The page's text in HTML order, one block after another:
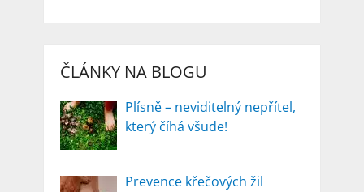
ČLÁNKY NA BLOGU
Plísně – neviditelný nepřítel,
který číhá všude!
Prevence křečových žil